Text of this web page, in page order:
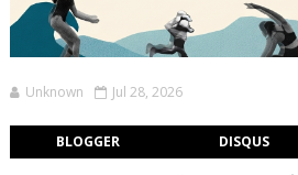
Unknown Jul 28, 2026
BLOGGER DISQUS